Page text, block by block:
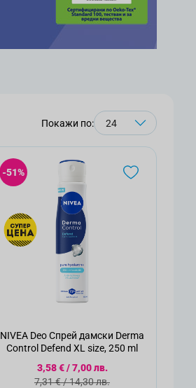
Покажи по:
-51%
NIVEA Deo Спрей дамски Derma
Control Defend XL size, 250 ml
Специална цена
3,58 €/7,00 лв.
Стандартна цена
7,31 €/14,30 лв.